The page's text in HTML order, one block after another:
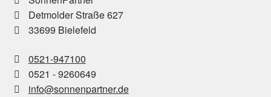
Detmolder Straße 627
33699 Bielefeld
0521-947100
0521 - 9260649
info@sonnenpartner.de